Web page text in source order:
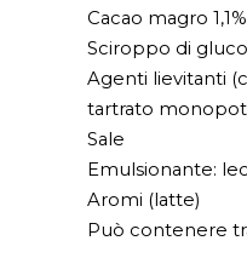
Cacao magro 1,1%
Sciroppo di
Agenti lievitanti
tartrato
Sale
Emulsionante:
Aromi (latte)
Può contenere